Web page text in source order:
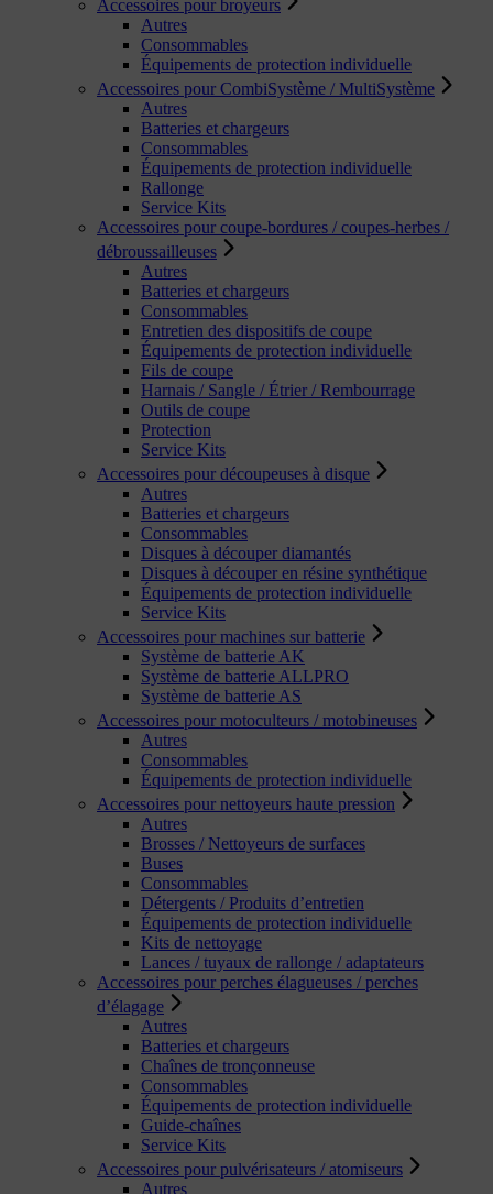
Accessoires pour broyeurs
Autres
Consommables
Équipements de protection individuelle
Accessoires pour CombiSystème / MultiSystème
Autres
Batteries et chargeurs
Consommables
Équipements de protection individuelle
Rallonge
Service Kits
Accessoires pour coupe-bordures / coupes-herbes /
débroussailleuses
Autres
Batteries et chargeurs
Consommables
Entretien des dispositifs de coupe
Équipements de protection individuelle
Fils de coupe
Harnais / Sangle / Étrier / Rembourrage
Outils de coupe
Protection
Service Kits
Accessoires pour découpeuses à disque
Autres
Batteries et chargeurs
Consommables
Disques à découper diamantés
Disques à découper en résine synthétique
Équipements de protection individuelle
Service Kits
Accessoires pour machines sur batterie
Système de batterie AK
Système de batterie ALLPRO
Système de batterie AS
Accessoires pour motoculteurs / motobineuses
Autres
Consommables
Équipements de protection individuelle
Accessoires pour nettoyeurs haute pression
Autres
Brosses / Nettoyeurs de surfaces
Buses
Consommables
Détergents / Produits d’entretien
Équipements de protection individuelle
Kits de nettoyage
Lances / tuyaux de rallonge / adaptateurs
Accessoires pour perches élagueuses / perches
d’élagage
Autres
Batteries et chargeurs
Chaînes de tronçonneuse
Consommables
Équipements de protection individuelle
Guide-chaînes
Service Kits
Accessoires pour pulvérisateurs / atomiseurs
Autres